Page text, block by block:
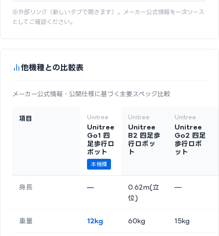
※外部リンク（新しいタブで開きます）。メーカー公式情報を一次ソース
としてご確認ください。
他機種との比較表
メーカー公式情報・公開仕様に基づく主要スペック比較
項目 Unitree
Unitree
Go1 四
足歩行ロ
ボット
本機種
Unitree
Unitree
B2 四足歩
行ロボッ
ト
Unitree
Unitree
Go2 四足
歩行ロボ
ット
身長 —
0.62m(立
位)
—
重量 12kg 60kg 15kg